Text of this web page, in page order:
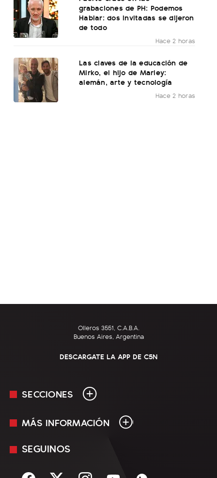
grabaciones de PH: Podemos
Hablar: dos invitadas se dijeron
de todo
Hace 2 horas
Las claves de la educación de
Mirko, el hijo de Marley:
alemán, arte y tecnología
Hace 2 horas
Olleros 3551, C.A.B.A.
Buenos Aires, Argentina
DESCARGATE LA APP DE C5N
SECCIONES
En Vivo
MÁS INFORMACIÓN
Mediakit
Términos y condiciones
SEGUINOS